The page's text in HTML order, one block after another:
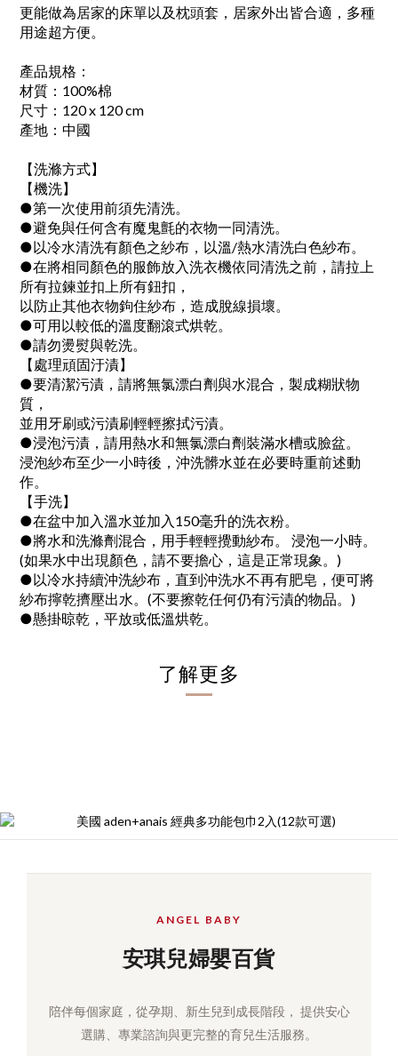
更能做為居家的床單以及枕頭套，居家外出皆合適，多種
用途超方便。
產品規格：
材質：100%棉
尺寸：120 x 120 cm
產地：中國
【洗滌方式】
【機洗】
●第一次使用前須先清洗。
●避免與任何含有魔鬼氈的衣物一同清洗。
●以冷水清洗有顏色之紗布，以溫/熱水清洗白色紗布。
●在將相同顏色的服飾放入洗衣機依同清洗之前，請拉上
所有拉鍊並扣上所有鈕扣，
以防止其他衣物鉤住紗布，造成脫線損壞。
●可用以較低的溫度翻滾式烘乾。
●請勿燙熨與乾洗。
【處理頑固汙漬】
●要清潔污漬，請將無氯漂白劑與水混合，製成糊狀物
質，
並用牙刷或污漬刷輕輕擦拭污漬。
●浸泡污漬，請用熱水和無氯漂白劑裝滿水槽或臉盆。
浸泡紗布至少一小時後，沖洗髒水並在必要時重前述動
作。
【手洗】
●在盆中加入溫水並加入150毫升的洗衣粉。
●將水和洗滌劑混合，用手輕輕攪動紗布。 浸泡一小時。
(如果水中出現顏色，請不要擔心，這是正常現象。)
●以冷水持續沖洗紗布，直到沖洗水不再有肥皂，便可將
紗布擰乾擠壓出水。(不要擦乾任何仍有污漬的物品。)
●懸掛晾乾，平放或低溫烘乾。
了解更多
ANGEL BABY
安琪兒婦嬰百貨
陪伴每個家庭，從孕期、新生兒到成長階段， 提供安心
選購、專業諮詢與更完整的育兒生活服務。